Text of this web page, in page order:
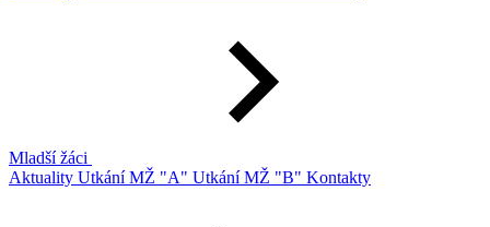
Mladší žáci
Aktuality Utkání MŽ "A" Utkání MŽ "B" Kontakty